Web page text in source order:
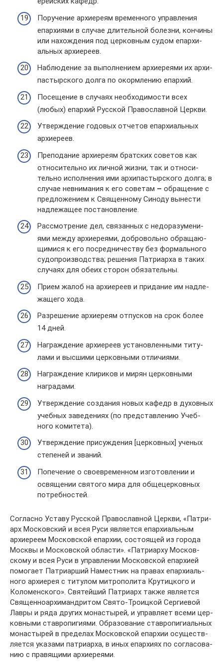
Пору­че­ние архи­ереям вре­мен­ного управ­ле­ния
епар­хи­ями в случае дли­тель­ной болезни, кон­чины
или нахож­де­ния под цер­ков­ным судом епар­хи­
аль­ных архи­ереев.
Наблю­де­ние за выпол­не­нием архи­ере­ями их архи­
пас­тыр­ского долга по окорм­ле­нию епар­хий.
Посе­ще­ние в слу­чаях необ­хо­ди­мо­сти всех
(любых) епар­хий Рус­ской Пра­во­слав­ной Церкви.
Утвер­жде­ние годо­вых отче­тов епар­хи­аль­ных
архи­ереев.
Пре­по­да­ние архи­ереям брат­ских сове­тов как
отно­си­тельно их личной жизни, так и отно­си­
тельно испол­не­ния ими архи­пас­тыр­ского долга; в
случае невни­ма­ния к его сове­там – обра­ще­ние с
пред­ло­же­нием к Свя­щен­ному Синоду выне­сти
над­ле­жа­щее поста­нов­ле­ние.
Рас­смот­ре­ние дел, свя­зан­ных с недо­ра­зу­ме­ни­
ями между архи­ере­ями, доб­ро­вольно обра­ща­ю­
щи­мися к его посред­ни­че­ству без фор­маль­ного
судо­про­из­вод­ства; реше­ния Пат­ри­арха в таких
слу­чаях для обеих сторон обя­за­тельны.
Прием жалоб на архи­ереев и при­да­ние им над­ле­
жа­щего хода.
Раз­ре­ше­ние архи­ереям отпус­ков на срок более
14 дней.
Награж­де­ние архи­ереев уста­нов­лен­ными титу­
лами и выс­шими цер­ков­ными отли­чи­ями.
Награж­де­ние кли­ри­ков и мирян цер­ков­ными
награ­дами.
Утвер­жде­ние созда­ния новых кафедр в духов­ных
учеб­ных заве­де­ниях (по пред­став­ле­нию Учеб­
ного коми­тета).
Утвер­жде­ние при­суж­де­ния [цер­ков­ных] ученых
сте­пе­ней и званий.
Попе­че­ние о свое­вре­мен­ном изго­тов­ле­нии и
освя­ще­нии свя­того мира для обще­цер­ков­ных
потреб­но­стей.
Согласно Уставу Рус­ской Пра­во­слав­ной Церкви, «Пат­ри­
арх Мос­ков­ский и всея Руси явля­ется епар­хи­аль­ным
архи­ереем Мос­ков­ской епар­хии, состо­я­щей из города
Москвы и Мос­ков­ской обла­сти». «Пат­ри­арху Мос­ков­
скому и всея Руси в управ­ле­нии Мос­ков­ской епар­хией
помо­гает Пат­ри­ар­ший Намест­ник на правах епар­хи­аль­
ного архи­ерея с титу­лом мит­ро­по­лита Кру­тиц­кого и
Коло­мен­ского». Свя­тей­ший Пат­ри­арх также явля­ется
Свя­щен­но­ар­хи­манд­ри­том Свято-Тро­иц­кой Сер­ги­е­вой
Лавры и ряда других мона­сты­рей, и управ­ляет всеми цер­
ков­ными став­ро­пи­ги­ями. Обра­зо­ва­ние став­ро­пи­ги­аль­ных
мона­сты­рей в пре­де­лах Мос­ков­ской епар­хии осу­ществ­
ля­ется ука­зами пат­ри­арха, в иных епар­хиях по согла­со­ва­
нию с пра­вя­щими архи­ере­ями.